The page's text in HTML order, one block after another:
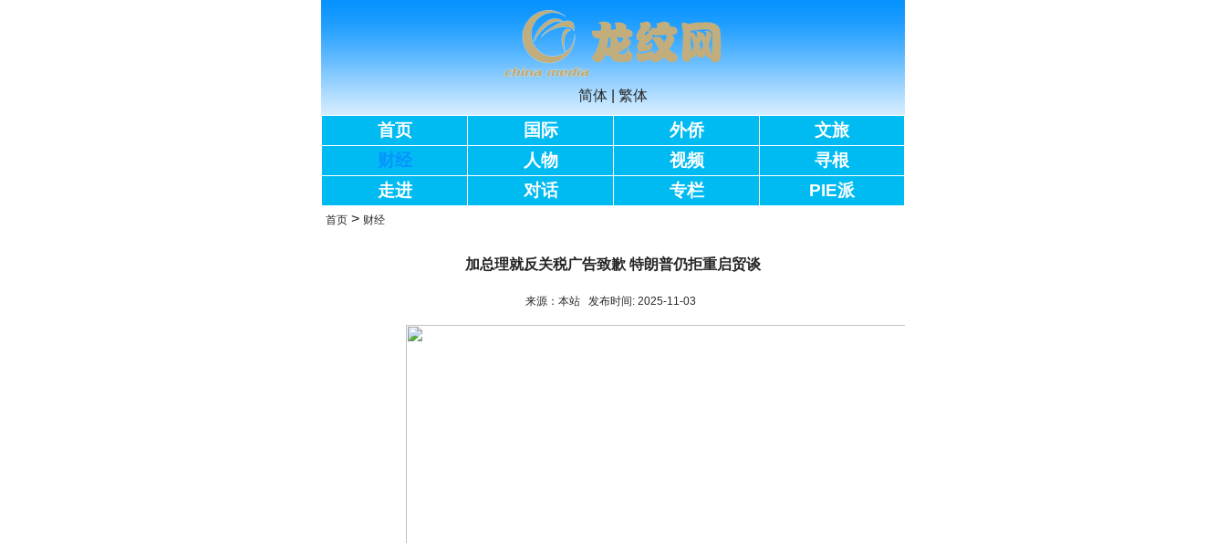
简体 繁体
首页 国际 外侨
文旅
财经
人物 视频
寻根
走进
对话 专栏 PIE派
首页 > 财经
加总理就反关税广告致歉 特朗普仍拒重启贸谈
来源：本站 发布时间: 2025-11-03